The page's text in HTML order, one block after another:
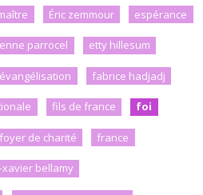
Éric zemmour espérance
parrocel etty hillesum
évangélisation fabrice hadjadj
fils de france foi
foyer de charité france
bellamy